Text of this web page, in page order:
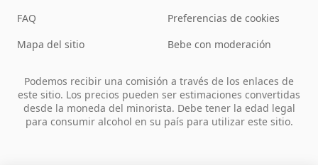
FAQ
Mapa del sitio
Preferencias de cookies
Bebe con moderación
Podemos recibir una comisión a través de los enlaces de
este sitio. Los precios pueden ser estimaciones convertidas
desde la moneda del minorista. Debe tener la edad legal
para consumir alcohol en su país para utilizar este sitio.